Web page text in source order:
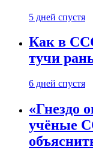
5 дней спустя
Как в
тучи
6 дней спустя
«Гнездо
учёные